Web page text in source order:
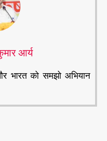
आर्य
भारत को समझो अभियान